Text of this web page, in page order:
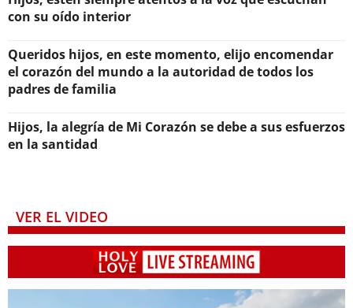
con su oído interior
Queridos hijos, en este momento, elijo encomendar
el corazón del mundo a la autoridad de todos los
padres de familia
Hijos, la alegría de Mi Corazón se debe a sus esfuerzos
en la santidad
VER EL VIDEO